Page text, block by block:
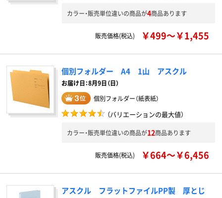
カラー・販売単位違いの商品が4商品あります
販売価格(税込) ￥499～￥1,455
個別フォルダー A4 1山 アスクル
お届け日：8月9日（日）
個別フォルダー（紙表紙）
（バリエーションの最大値）
カラー・販売単位違いの商品が12商品あります
販売価格(税込) ￥664～￥6,456
アスクル フラットファイルPP製 厚とじ